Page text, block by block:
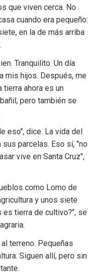
que viven cerca. No
cuando era pequeño:
en la de más arriba
Tranquilito. Un día
mis hijos. Después, me
tierra ahora es un
pero también se
eso", dice. La vida del
parcelas. Eso sí, "no
vive en Santa Cruz",
como Lomo de
y unos siete
es tierra de cultivo?", se
terreno. Pequeñas
Siguen allí, pero sin